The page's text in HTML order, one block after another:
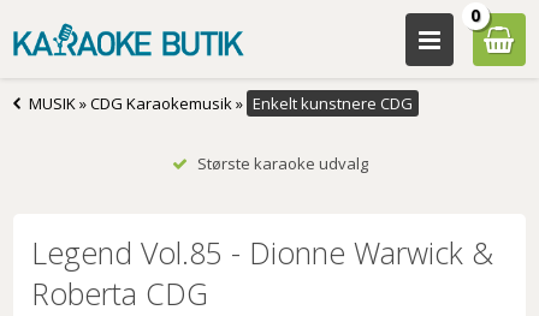
0
MUSIK»CDG Karaokemusik» Enkelt kunstnere CDG
Største karaoke udvalg
Legend Vol.85 - Dionne Warwick &
Roberta CDG